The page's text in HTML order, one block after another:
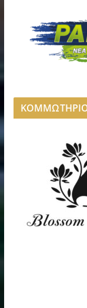
ΚΟΜΜΩΤΗΡΙΟ